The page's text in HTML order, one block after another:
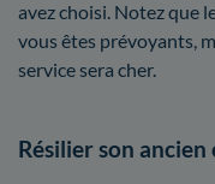
avez choisi. Notez que
vous êtes prévoyants,
service sera cher.
Résilier son